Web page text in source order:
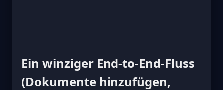
Ein winziger End-to-End-Fluss
(Dokumente hinzufügen,